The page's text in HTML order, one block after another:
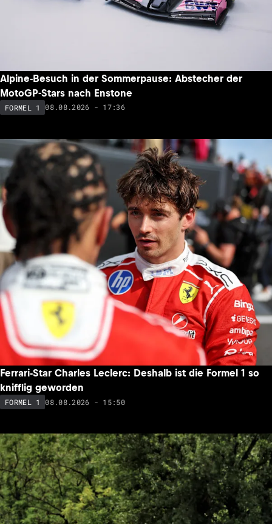
Alpine-Besuch in der Sommerpause: Abstecher der
MotoGP-Stars nach Enstone
FORMEL 1 08.08.2026 - 17:36
Ferrari-Star Charles Leclerc: Deshalb ist die Formel 1 so
knifflig geworden
FORMEL 1 08.08.2026 - 15:50